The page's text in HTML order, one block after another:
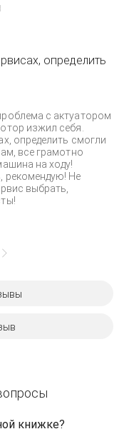
определить
с актуатором
изжил себя.
определить смогли
все грамотно
на ходу!
рекомендую! Не
выбрать,
книжке?